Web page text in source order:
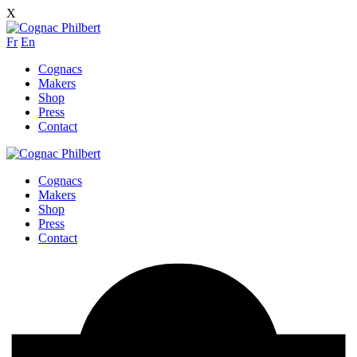
X
Fr En
Cognacs
Makers
Shop
Press
Contact
Cognacs
Makers
Shop
Press
Contact